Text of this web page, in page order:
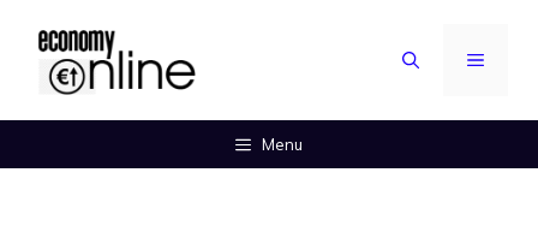
contenuto
MENU
Menu